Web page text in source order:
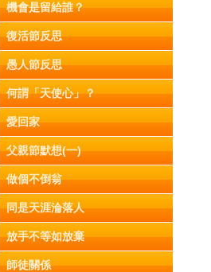
機會是留給誰？
復活節反思
愚人節反思
何謂「天使心」？
愛回家
父親節默想(一)
做個不倒翁
同是天涯淪落人
放手不等如放棄
師徒關係